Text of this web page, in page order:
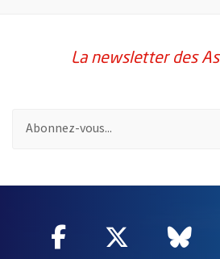
La newsletter des
Facebook
, Ouvre une
Twitter
, Ouvre
,